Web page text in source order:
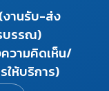
งานรับ-ส่ง
บรรณ)
วามคิดเห็น/
ให้บริการ)